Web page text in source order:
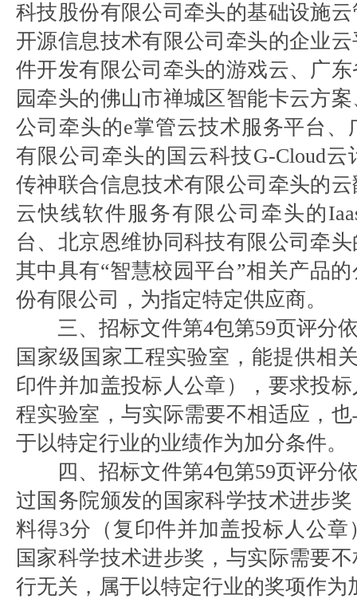
科技股份有限公司牵头的基础设施
开源信息技术有限公司牵头的企业
件开发有限公司牵头的游戏云、广
园牵头的佛山市禅城区智能卡云方
公司牵头的e掌管云技术服务平台
有限公司牵头的国云科技G-Cloud
传神联合信息技术有限公司牵头的
云快线软件服务有限公司牵头的
台、北京恩维协同科技有限公司牵
其中具有“智慧校园平台”相关产品
份有限公司，为指定特定供应商。
三、招标文件第4包第59页评分
国家级国家工程实验室，能提供相
印件并加盖投标人公章），要求投
程实验室，与实际需要不相适应，
于以特定行业的业绩作为加分条件。
四、招标文件第4包第59页评分
过国务院颁发的国家科学技术进步
料得3分（复印件并加盖投标人公
国家科学技术进步奖，与实际需要
行无关，属于以特定行业的奖项作为